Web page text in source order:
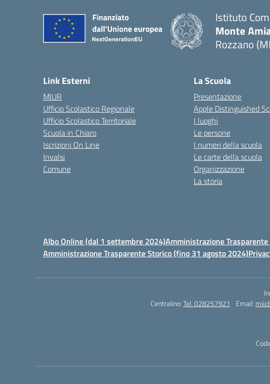
Istituto
Monte
Rozzano
Link Esterni
MIUR
Ufficio Scolastico Regionale
Ufficio Scolastico Territoriale
Scuola in Chiaro
Iscrizioni On Line
Invalsi
Comune
La Scuola
Presentazione
Apple Distinguished
I luoghi
Le persone
I numeri della scuola
Le carte della scuola
Organizzazione
La storia
Albo Online (dal 1 settembre 2024)Amministrazione
Amministrazione Trasparente Storico (fino 31 agosto 2024)
Centralino:Tel. 028257921 Email: